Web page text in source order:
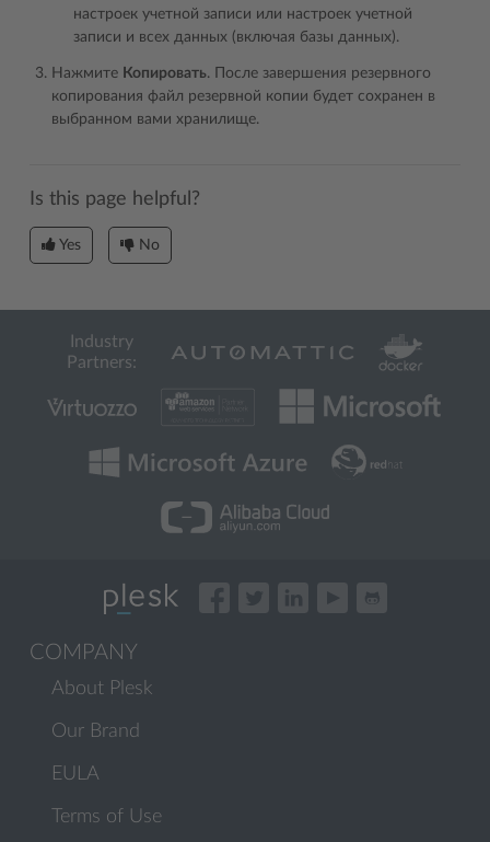
настроек учетной записи или настроек учетной
записи и всех данных (включая базы данных).
Нажмите Копировать. После завершения резервного
копирования файл резервной копии будет сохранен в
выбранном вами хранилище.
Is this page helpful?
Yes No
Industry
Partners:
COMPANY
About Plesk
Our Brand
EULA
Terms of Use